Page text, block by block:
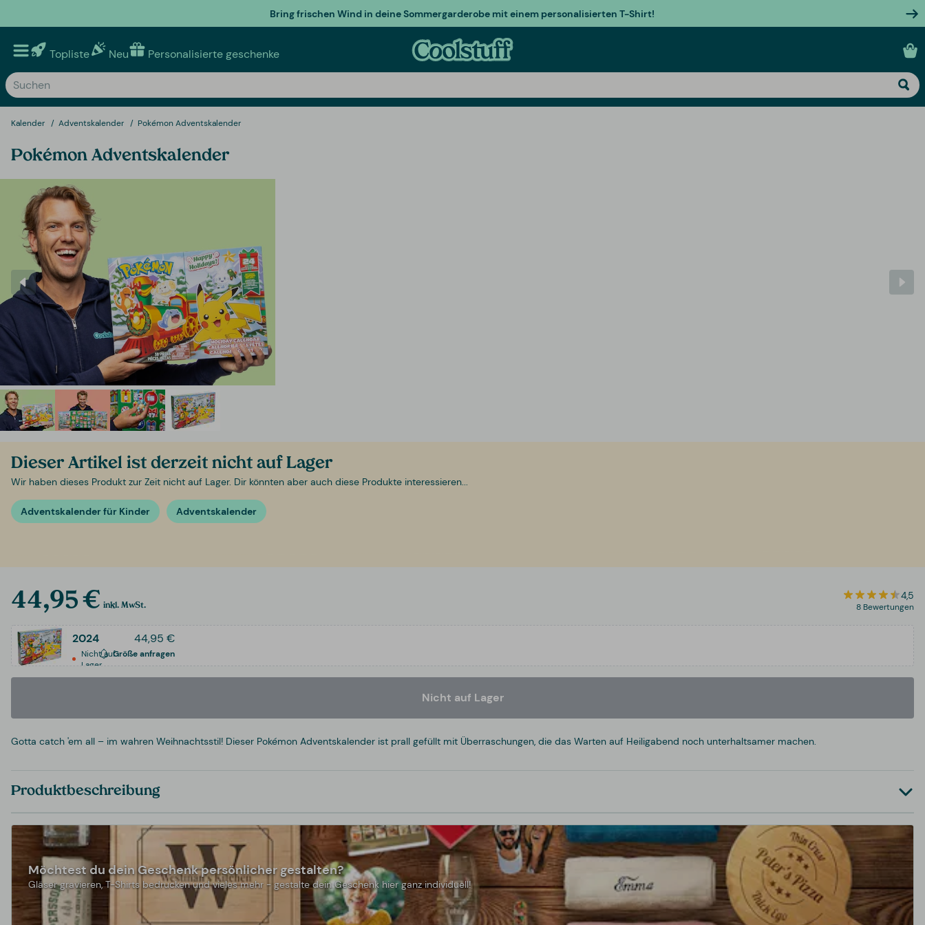
Bring frischen Wind in deine Sommergarderobe mit einem personalisierten T-Shirt!
Topliste Neu Personalisierte geschenke
Kalender Adventskalender Pokémon Adventskalender
Pokémon Adventskalender
Dieser Artikel ist derzeit nicht auf Lager
Wir haben dieses Produkt zur Zeit nicht auf Lager. Dir könnten aber auch diese Produkte interessieren...
Adventskalender für Kinder Adventskalender
44,95 € inkl. MwSt.
4,5
8 Bewertungen
2024 44,95 €
Nicht auf
Lager
Größe anfragen
Nicht auf Lager
Gotta catch 'em all – im wahren Weihnachtsstil! Dieser Pokémon Adventskalender ist prall gefüllt mit Überraschungen, die das Warten auf Heiligabend noch unterhaltsamer machen.
Produktbeschreibung
Möchtest du dein Geschenk persönlicher gestalten?
Gläser gravieren, T-Shirts bedrucken und vieles mehr - gestalte dein Geschenk hier ganz individuell!